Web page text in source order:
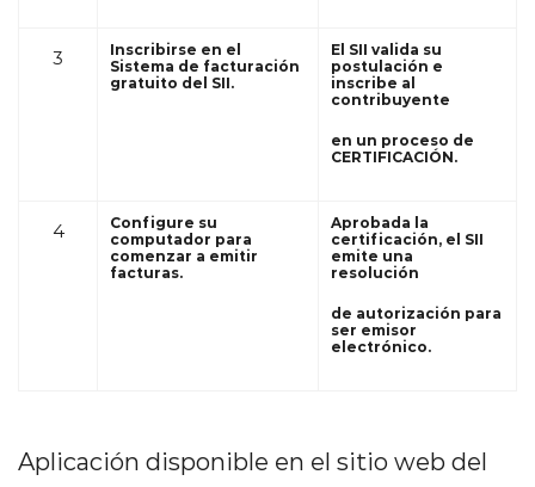
3
Inscribirse en el
Sistema de facturación
gratuito del SII.
El SII valida su
postulación e
inscribe al
contribuyente
en un proceso de
CERTIFICACIÓN.
4
Configure su
computador para
comenzar a emitir
facturas.
Aprobada la
certificación, el SII
emite una
resolución
de autorización para
ser emisor
electrónico.
Aplicación disponible en el sitio web del